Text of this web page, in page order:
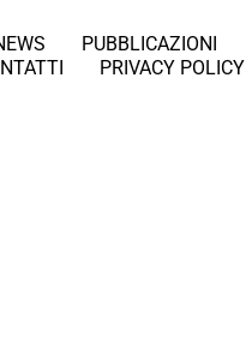
PUBBLICAZIONI
PRIVACY POLICY